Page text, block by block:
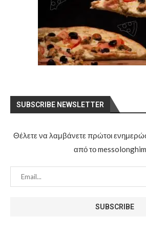
SUBSCRIBE NEWSLETTER
Θέλετε να λαμβάνετε πρώτοι
από το